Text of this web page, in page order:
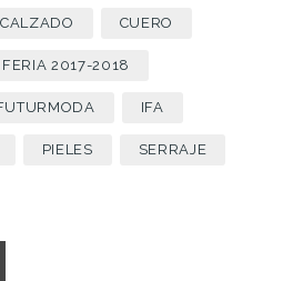
CALZADO CUERO
FERIA 2017-2018
IFA
PIELES SERRAJE